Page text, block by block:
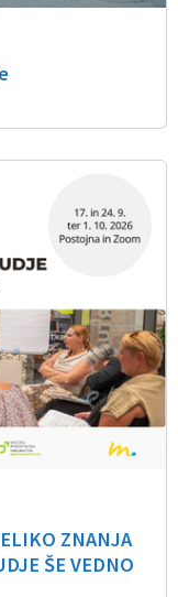
ZNANJA
ŠE VEDNO